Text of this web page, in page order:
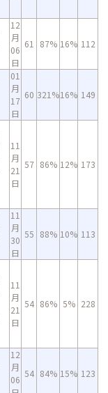
12
月
06
日
61 87% 16% 112
01
月
17
日
60 321%16% 149
11
月
21
日
57 86% 12% 173
11
月
30
日
55 88% 10% 113
11
月
21
日
54 86% 5% 228
12
月
06
54 84% 15% 123